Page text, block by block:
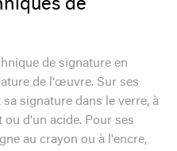
de
de signature en
de l'œuvre. Sur ses
signature dans le verre, à
ou d'un acide. Pour ses
au crayon ou à l'encre,